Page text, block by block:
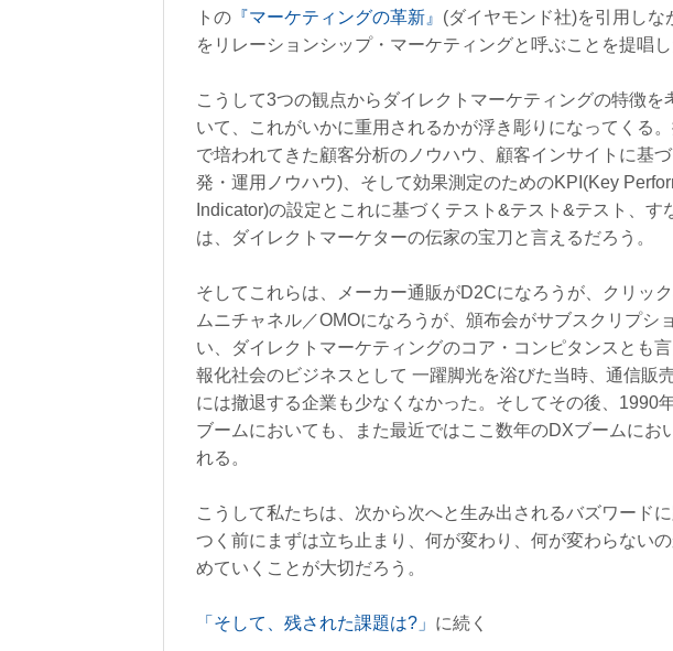
トの 『マーケティングの革新』 (ダイヤモンド社)を引用し
をリレーションシップ・マーケティングと呼ぶことを提唱し
こうして3つの観点からダイレクトマーケティングの特徴
いて、これがいかに重用されるかが浮き彫りになってくる
で培われてきた顧客分析のノウハウ、顧客インサイトに基
発・運用ノウハウ)、そして効果測定のためのKPI(Key
Indicator)の設定とこれに基づくテスト&テスト&テスト、
は、ダイレクトマーケターの伝家の宝刀と言えるだろう。
そしてこれらは、メーカー通販がD2Cになろうが、クリッ
ムニチャネル／OMOになろうが、頒布会がサブスクリプシ
い、ダイレクトマーケティングのコア・コンピタンスとも
報化社会のビジネスとして 一躍脚光を浴びた当時、通信販
には撤退する企業も少なくなかった。そしてその後、1990
ブームにおいても、また最近ではここ数年のDXブームにお
れる。
こうして私たちは、次から次へと生み出されるバズワード
つく前にまずは立ち止まり、何が変わり、何が変わらない
めていくことが大切だろう。
「そして、残された課題は?」 に続く